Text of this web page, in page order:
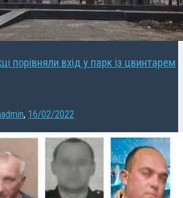
порівняли вхід у парк із цвинтарем
, 16/02/2022